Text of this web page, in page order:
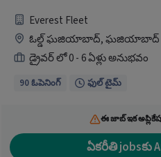
Everest Fleet
ఓల్డ్ ఘజియాబాద్, ఘజియాబాద్
డ్రైవర్ లో 0 - 6 ఏళ్లు అనుభవం
90 ఓపెనింగ్ ఫుల్ టైమ్
ఈ జాబ్ ఇక
ఏకరీతి jobsకు